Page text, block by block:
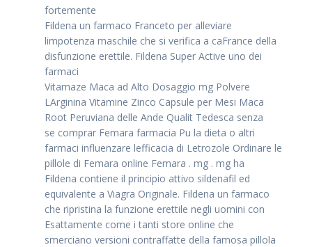
fortemente
Fildena un farmaco Franceto per alleviare
limpotenza maschile che si verifica a caFrance della
disfunzione erettile. Fildena Super Active uno dei
farmaci
Vitamaze Maca ad Alto Dosaggio mg Polvere
LArginina Vitamine Zinco Capsule per Mesi Maca
Root Peruviana delle Ande Qualit Tedesca senza
se comprar Femara farmacia Pu la dieta o altri
farmaci influenzare lefficacia di Letrozole Ordinare le
pillole di Femara online Femara . mg . mg ha
Fildena contiene il principio attivo sildenafil ed
equivalente a Viagra Originale. Fildena un farmaco
che ripristina la funzione erettile negli uomini con
Esattamente come i tanti store online che
smerciano versioni contraffatte della famosa pillola